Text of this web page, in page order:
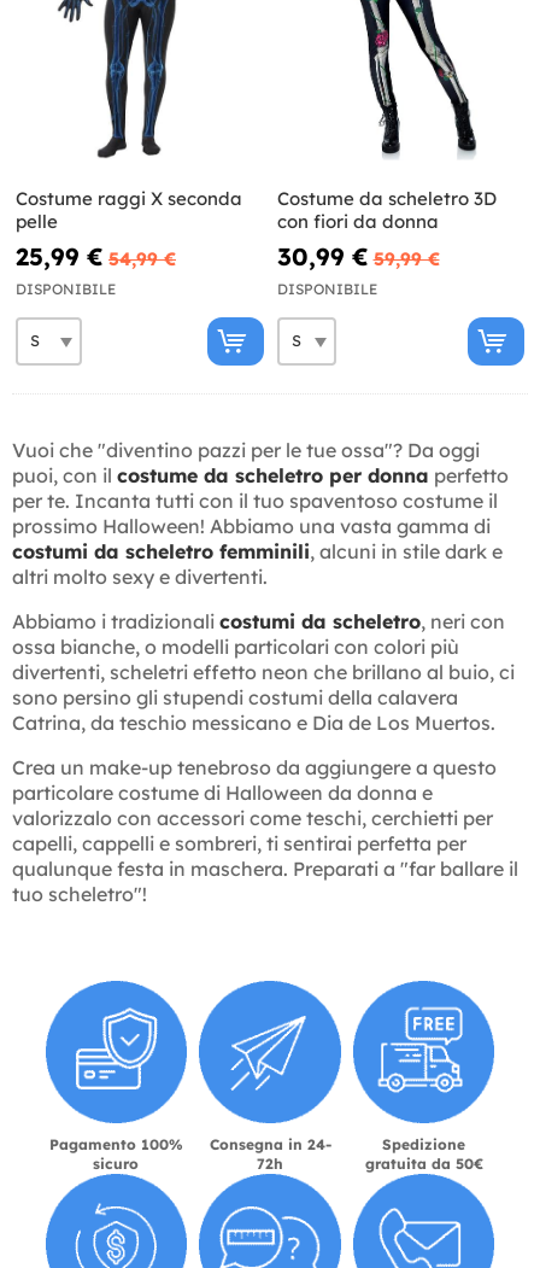
Costume raggi X seconda
pelle
25,99 € 54,99 €
DISPONIBILE
Costume da scheletro 3D
con fiori da donna
30,99 € 59,99 €
DISPONIBILE
Vuoi che "diventino pazzi per le tue ossa"? Da oggi
puoi, con il costume da scheletro per donna perfetto
per te. Incanta tutti con il tuo spaventoso costume il
prossimo Halloween! Abbiamo una vasta gamma di
costumi da scheletro femminili, alcuni in stile dark e
altri molto sexy e divertenti.
Abbiamo i tradizionali costumi da scheletro, neri con
ossa bianche, o modelli particolari con colori più
divertenti, scheletri effetto neon che brillano al buio, ci
sono persino gli stupendi costumi della calavera
Catrina, da teschio messicano e Dia de Los Muertos.
Crea un make-up tenebroso da aggiungere a questo
particolare costume di Halloween da donna e
valorizzalo con accessori come teschi, cerchietti per
capelli, cappelli e sombreri, ti sentirai perfetta per
qualunque festa in maschera. Preparati a "far ballare il
tuo scheletro"!
Pagamento 100%
sicuro
Consegna in 24-
72h
Spedizione
gratuita da 50€